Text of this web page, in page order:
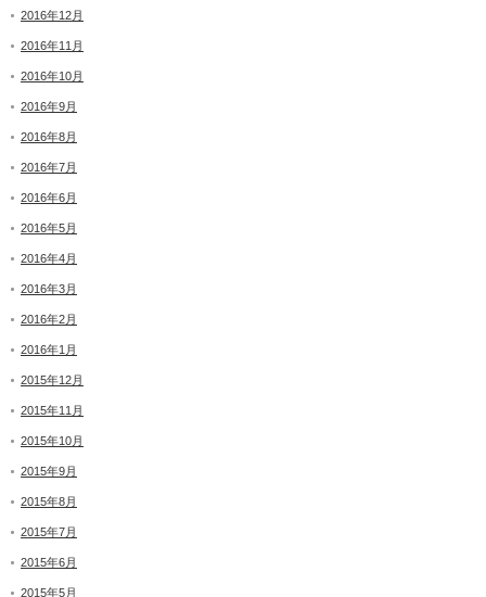
2016年12月
2016年11月
2016年10月
2016年9月
2016年8月
2016年7月
2016年6月
2016年5月
2016年4月
2016年3月
2016年2月
2016年1月
2015年12月
2015年11月
2015年10月
2015年9月
2015年8月
2015年7月
2015年6月
2015年5月